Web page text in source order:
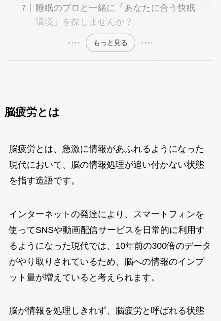
睡眠のプロと一緒に「あなたに合う快眠
環境」を探しませんか？
もっと見る
脳疲労とは
脳疲労とは、急激に情報があふれるようになった
現代において、脳の情報処理が追い付かない状態
を指す造語です。
インターネットの発達により、スマートフォンを
使ってSNSや動画配信サービスを日常的に利用す
るようになった現代では、10年前の300倍のデータ
がやり取りされているため、脳への情報のインプ
ット量が増えていると考えられます。
脳が情報を処理しきれず、脳疲労と呼ばれる状態